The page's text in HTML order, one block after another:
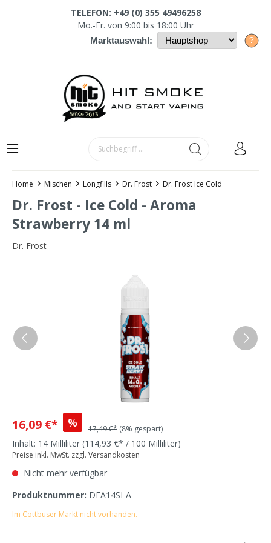
TELEFON: +49 (0) 355 49496258
Mo.-Fr. von 9:00 bis 18:00 Uhr
Marktauswahl: ?
Home Mischen Longfills Dr. Frost Dr. Frost Ice Cold
Dr. Frost - Ice Cold - Aroma
Strawberry 14 ml
Dr. Frost
16,09 €* % 17,49 €* (8% gespart)
Inhalt: 14 Milliliter (114,93 €* / 100 Milliliter)
Preise inkl. MwSt. zzgl. Versandkosten
Nicht mehr verfügbar
Produktnummer: DFA14SI-A
Im Cottbuser Markt nicht vorhanden.